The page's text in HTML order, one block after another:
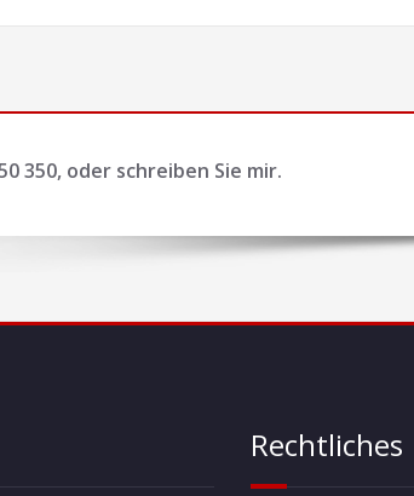
350, oder schreiben Sie mir.
Rechtliches